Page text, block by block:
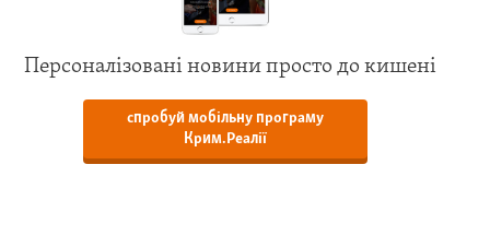
Персоналізовані новини просто до кишені
спробуй мобільну програму
Крим.Реалії